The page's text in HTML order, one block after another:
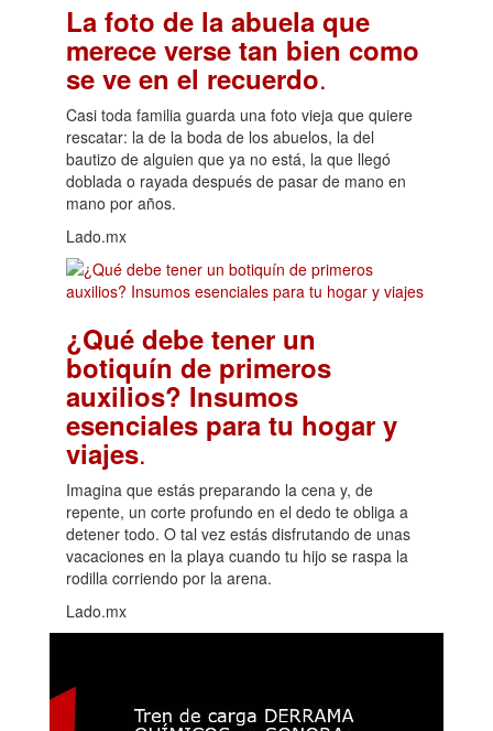
La foto de la abuela que
merece verse tan bien como
se ve en el recuerdo.
Casi toda familia guarda una foto vieja que quiere
rescatar: la de la boda de los abuelos, la del
bautizo de alguien que ya no está, la que llegó
doblada o rayada después de pasar de mano en
mano por años.
Lado.mx
¿Qué debe tener un
botiquín de primeros
auxilios? Insumos
esenciales para tu hogar y
viajes.
Imagina que estás preparando la cena y, de
repente, un corte profundo en el dedo te obliga a
detener todo. O tal vez estás disfrutando de unas
vacaciones en la playa cuando tu hijo se raspa la
rodilla corriendo por la arena.
Lado.mx